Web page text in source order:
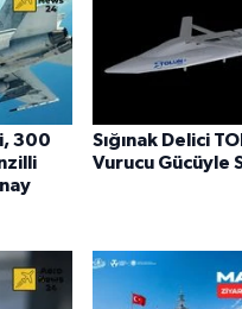
300
Sığınak Delici
Vurucu Gücüyle